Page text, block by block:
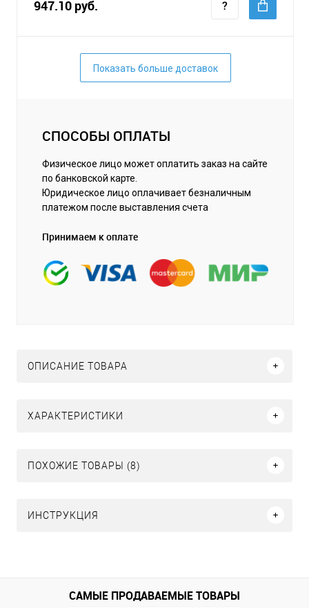
947.10 руб.
Показать больше доставок
СПОСОБЫ ОПЛАТЫ
Физическое лицо может оплатить заказ на сайте
по банковской карте.
Юридическое лицо оплачивает безналичным
платежом после выставления счета
Принимаем к оплате
ОПИСАНИЕ ТОВАРА
ХАРАКТЕРИСТИКИ
ПОХОЖИЕ ТОВАРЫ (8)
ИНСТРУКЦИЯ
САМЫЕ ПРОДАВАЕМЫЕ ТОВАРЫ